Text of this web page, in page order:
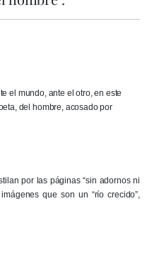
el mundo, ante el otro, en este
del hombre, acosado por
por las páginas “sin adornos ni
que son un “río crecido”,